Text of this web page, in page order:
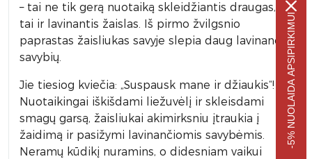
– tai ne tik gerą nuotaiką skleidžiantis draugas,
tai ir lavinantis žaislas. Iš pirmo žvilgsnio
paprastas žaisliukas savyje slepia daug lavinančių
savybių.
Jie tiesiog kviečia: „Suspausk mane ir džiaukis“!
Nuotaikingai iškišdami liežuvėlį ir skleisdami
smagų garsą, žaisliukai akimirksniu įtraukia į
žaidimą ir pasižymi lavinančiomis savybėmis.
Neramų kūdikį nuramins, o didesniam vaikui
-5% NUOLAIDA APSIPIRKIMUI